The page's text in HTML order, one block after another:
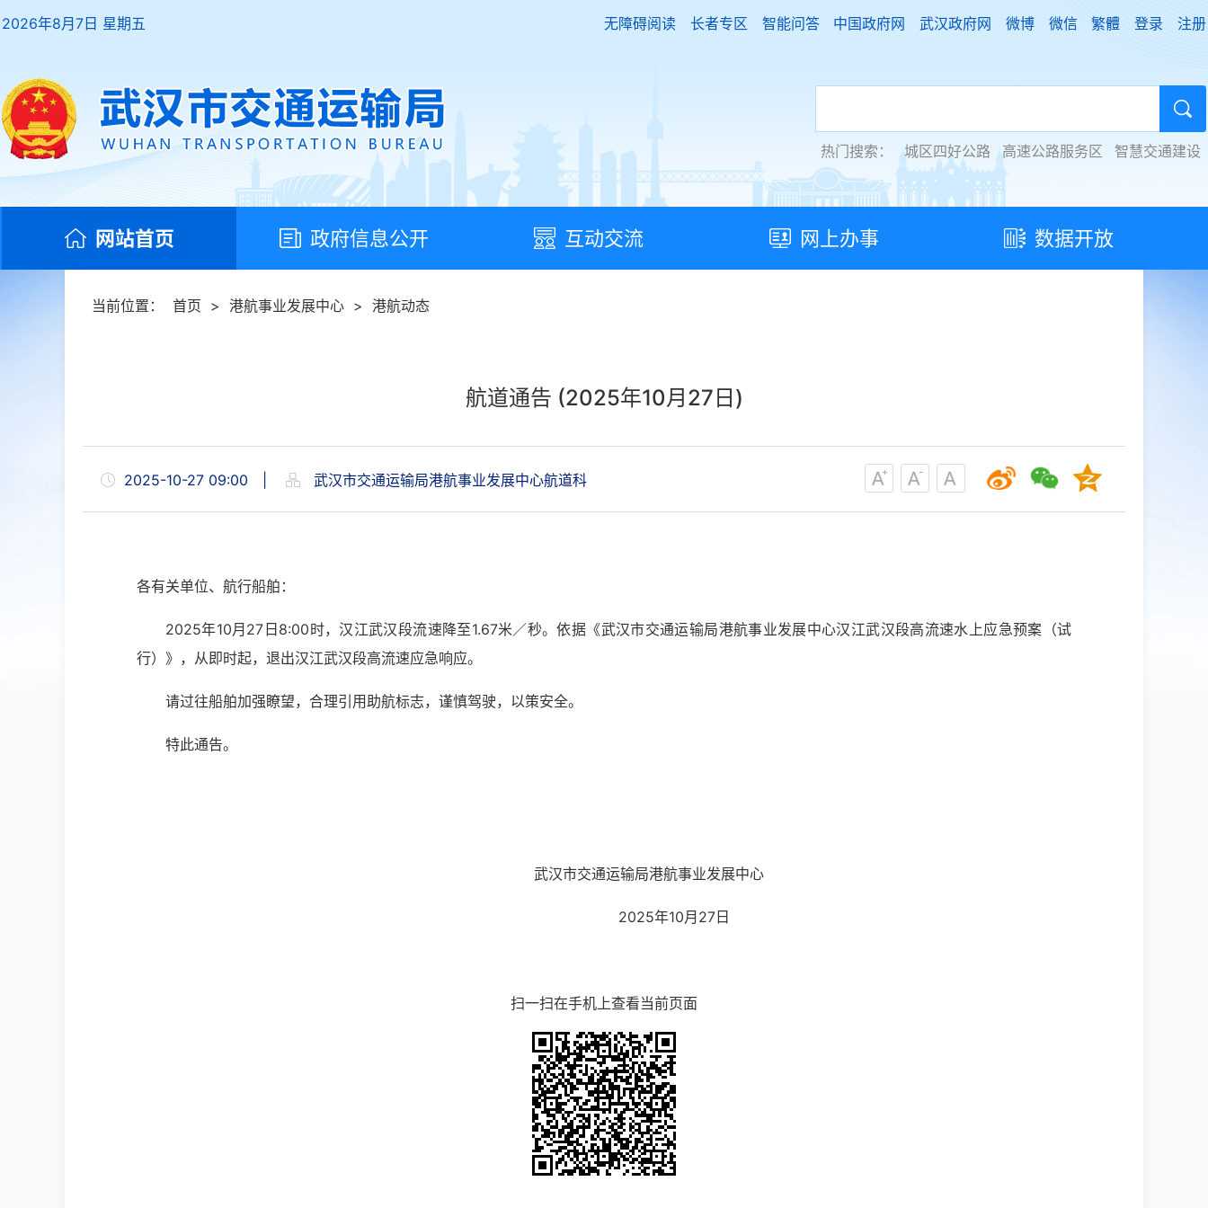
2026年8月7日 星期五 无障碍阅读 长者专区 智能问答 中国政府网 武汉政府网 微博 微信 繁體 登录 注册
热门搜索： 城区四好公路 高速公路服务区 智慧交通建设
网站首页 政府信息公开 互动交流 网上办事 数据开放
当前位置： 首页 > 港航事业发展中心 > 港航动态
航道通告 (2025年10月27日)
2025-10-27 09:00 武汉市交通运输局港航事业发展中心航道科
各有关单位、航行船舶：
2025年10月27日8:00时，汉江武汉段流速降至1.67米／秒。依据《武汉市交通运输局港航事业发展中心汉江武汉段高流速水上应急预案（试
行）》，从即时起，退出汉江武汉段高流速应急响应。
请过往船舶加强瞭望，合理引用助航标志，谨慎驾驶，以策安全。
特此通告。
武汉市交通运输局港航事业发展中心
2025年10月27日
扫一扫在手机上查看当前页面